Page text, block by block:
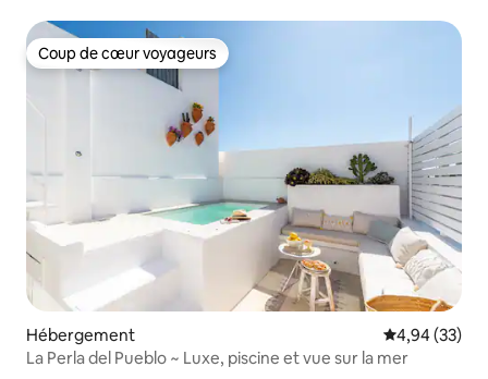
Coup de cœur voyageurs
Coup de cœur voyageurs
Hébergement Évaluation
4,94 (33)
La Perla del Pueblo ~ Luxe, piscine et vue sur la mer